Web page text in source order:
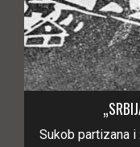
Sukob partizana